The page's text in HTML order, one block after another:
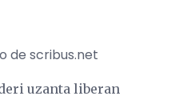
de scribus.net
uzanta liberan